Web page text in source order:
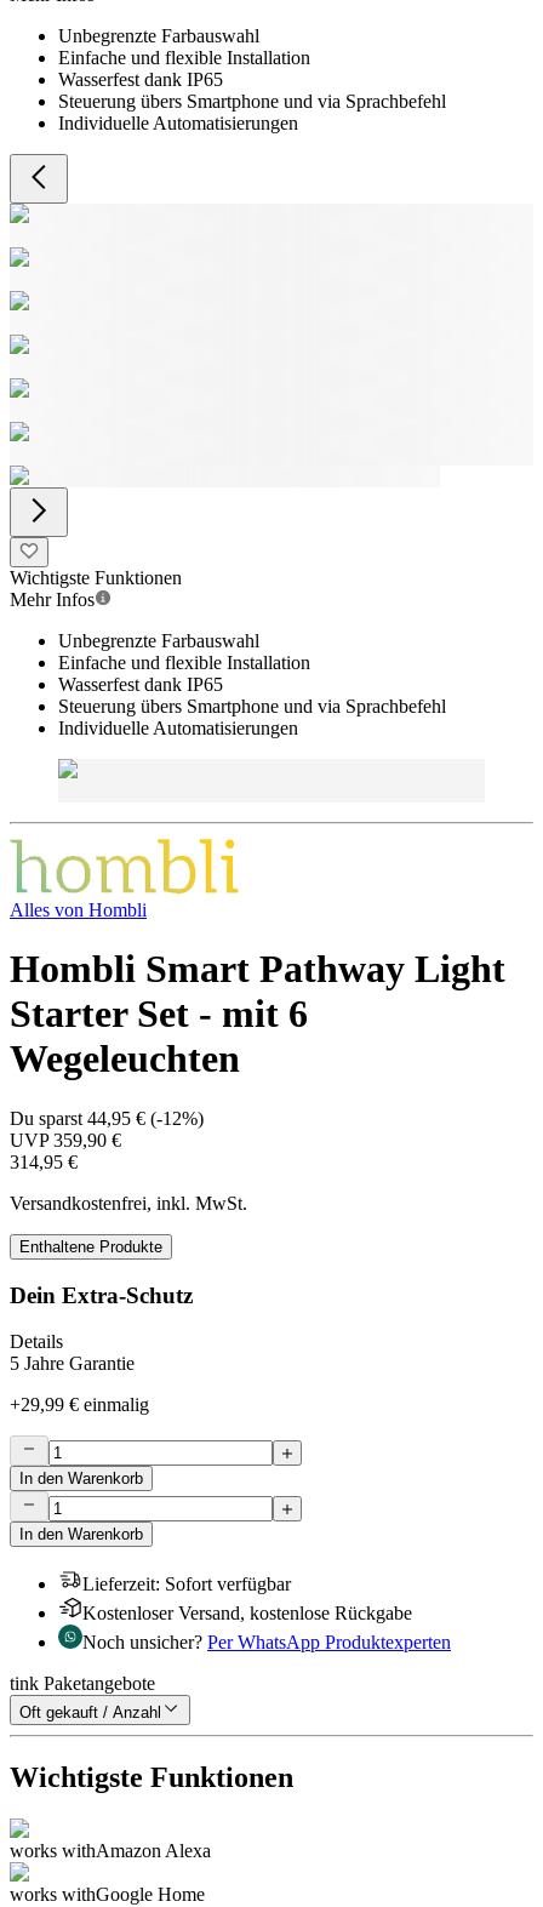
Unbegrenzte Farbauswahl
Einfache und flexible Installation
Wasserfest dank IP65
Steuerung übers Smartphone und via Sprachbefehl
Individuelle Automatisierungen
Wichtigste Funktionen
Mehr Infos
Unbegrenzte Farbauswahl
Einfache und flexible Installation
Wasserfest dank IP65
Steuerung übers Smartphone und via Sprachbefehl
Individuelle Automatisierungen
Alles von Hombli
Hombli Smart Pathway Light
Starter Set - mit 6
Wegeleuchten
Du sparst 44,95 € (-12%)
UVP359,90 €
314,95 €
Versandkostenfrei, inkl. MwSt.
Enthaltene Produkte
Dein Extra-Schutz
Details
5 Jahre Garantie
+29,99 € einmalig
In den Warenkorb
In den Warenkorb
Lieferzeit: Sofort verfügbar
Kostenloser Versand, kostenlose Rückgabe
Noch unsicher? Per WhatsApp Produktexperten
tink Paketangebote
Oft gekauft / Anzahl
Wichtigste Funktionen
works withAmazon Alexa
works withGoogle Home